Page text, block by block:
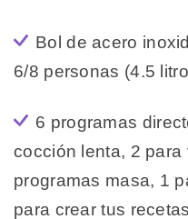
Bol de acero
6/8 personas (4.5
6 programas
cocción lenta, 2 para
programas masa, 1
para crear tus recetas